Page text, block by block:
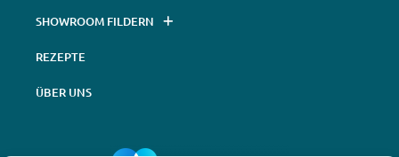
SHOWROOM FILDERN
REZEPTE
ÜBER UNS